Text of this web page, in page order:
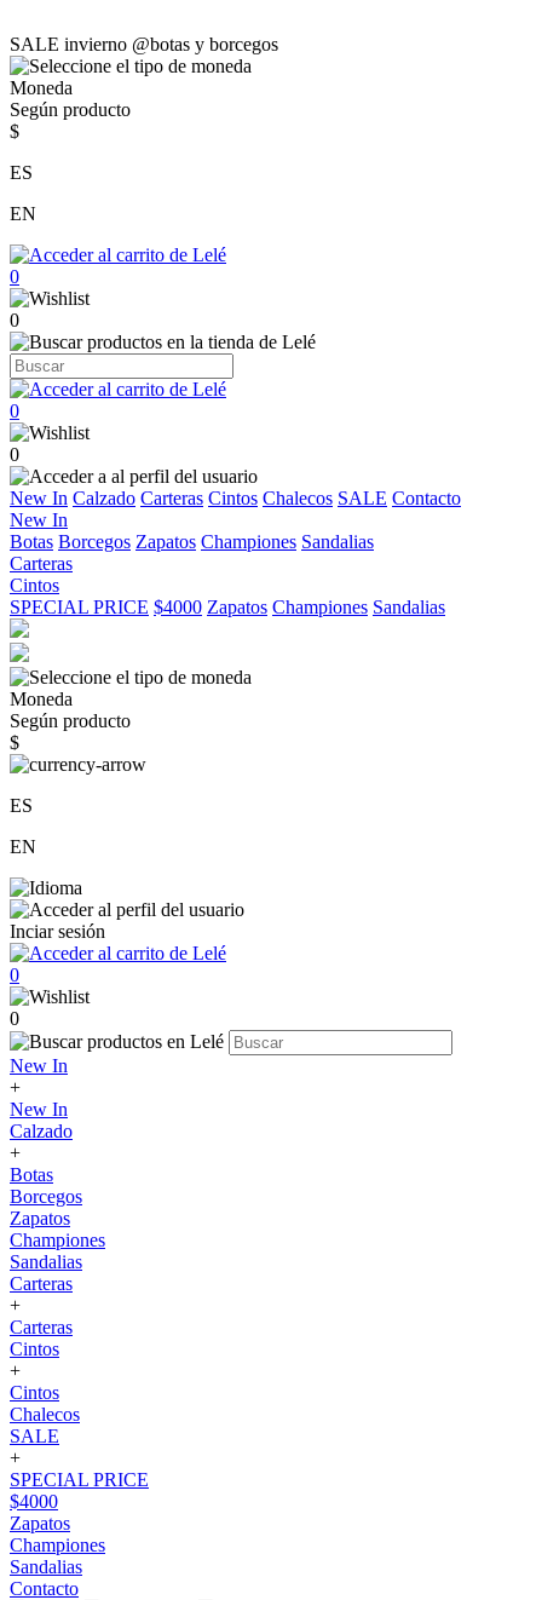
SALE invierno @botas y borcegos
Moneda
Según producto
$
ES
EN
0
0
0
0
New In Calzado Carteras Cintos Chalecos SALE Contacto
New In
Botas Borcegos Zapatos Championes Sandalias
Carteras
Cintos
SPECIAL PRICE $4000 Zapatos Championes Sandalias
Moneda
Según producto
$
ES
EN
Inciar sesión
0
0
New In
+
New In
Calzado
+
Botas
Borcegos
Zapatos
Championes
Sandalias
Carteras
+
Carteras
Cintos
+
Cintos
Chalecos
SALE
+
SPECIAL PRICE
$4000
Zapatos
Championes
Sandalias
Contacto